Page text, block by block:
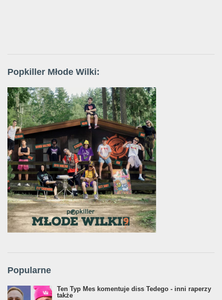
Popkiller Młode Wilki:
Popularne
Ten Typ Mes komentuje diss Tedego - inni raperzy
także